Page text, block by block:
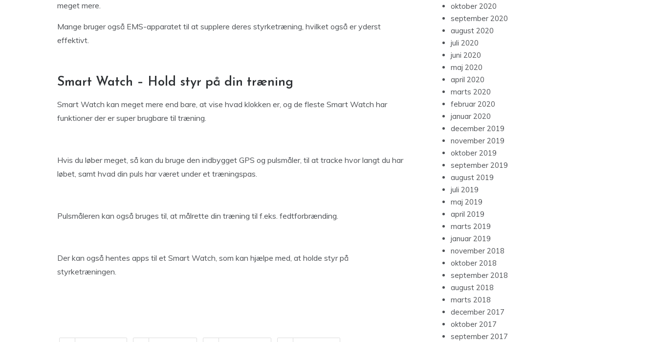
meget mere.
Mange bruger også EMS-apparatet til at supplere deres styrketræning, hvilket også er yderst
effektivt.
Smart Watch – Hold styr på din træning
Smart Watch kan meget mere end bare, at vise hvad klokken er, og de fleste Smart Watch har
funktioner der er super brugbare til træning.
Hvis du løber meget, så kan du bruge den indbygget GPS og pulsmåler, til at tracke hvor langt du har
løbet, samt hvad din puls har været under et træningspas.
Pulsmåleren kan også bruges til, at målrette din træning til f.eks. fedtforbrænding.
Der kan også hentes apps til et Smart Watch, som kan hjælpe med, at holde styr på
styrketræningen.
oktober 2020
september 2020
august 2020
juli 2020
juni 2020
maj 2020
april 2020
marts 2020
februar 2020
januar 2020
december 2019
november 2019
oktober 2019
september 2019
august 2019
juli 2019
maj 2019
april 2019
marts 2019
januar 2019
november 2018
oktober 2018
september 2018
august 2018
marts 2018
december 2017
oktober 2017
september 2017